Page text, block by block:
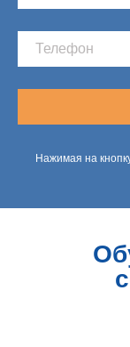
Нажимая на